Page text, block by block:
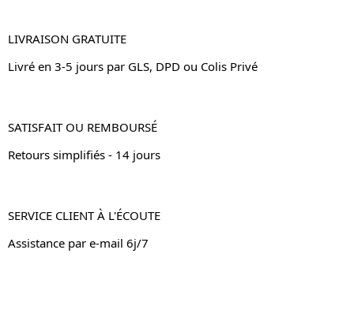
LIVRAISON GRATUITE
Livré en 3-5 jours par GLS, DPD ou Colis Privé
SATISFAIT OU REMBOURSÉ
Retours simplifiés - 14 jours
SERVICE CLIENT À L'ÉCOUTE
Assistance par e-mail 6j/7